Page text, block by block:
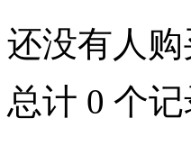
还没有人
总计 0 个